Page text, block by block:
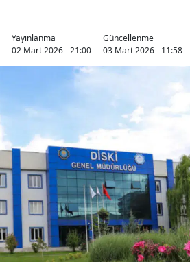
Yayınlanma
02 Mart 2026 - 21:00
Güncellenme
03 Mart 2026 - 11:58